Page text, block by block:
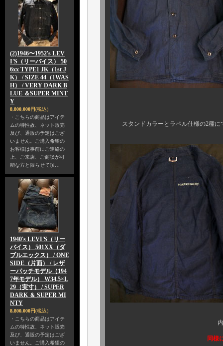
(2)1946〜1952's LEV
I'S（リーバイス） 50
6xx TYPE1 JK（1st J
K） / SIZE 44（1WAS
H） / VERY DARK B
LUE ＆SUPER MINT
Y
8,800,000円(税込)
・こちらの商品はアイテ
ムの特性故、ネット販売
及び、通販の予定はござ
いません。ご購入希望の
お客様は事前にご連絡の
上、ご来店、ご商談が可
能な方と限らせて頂…
1940's LEVI'S（リー
バイス） 501XX（ダ
ブルエックス） / ONE
SIDE（片面） / レザ
ーパッチモデル（194
7年モデル） W34,5×L
29（実寸） / SUPER
DARK ＆ SUPER MI
NTY
8,800,000円(税込)
・こちらの商品はアイテ
ムの特性故、ネット販売
及び、通販の予定はござ
いません。ご購入希望の
スタンドカラーとラペル仕様の2種に
内側のコンディシ
同様に、ダメ